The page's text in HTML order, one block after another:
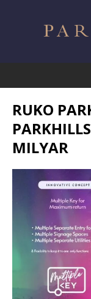
RUKO
MILYAR